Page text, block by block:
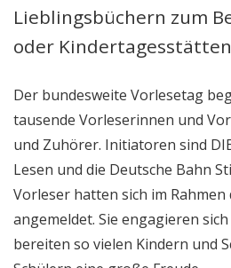
Lieblingsbüchern zum
oder
Der bundesweite Vorlesetag
tausende Vorleserinnen und
und Zuhörer. Initiatoren sind
Lesen und die Deutsche Bahn
Vorleser hatten sich im Rahmen
angemeldet. Sie engagieren
bereiten so vielen Kindern und